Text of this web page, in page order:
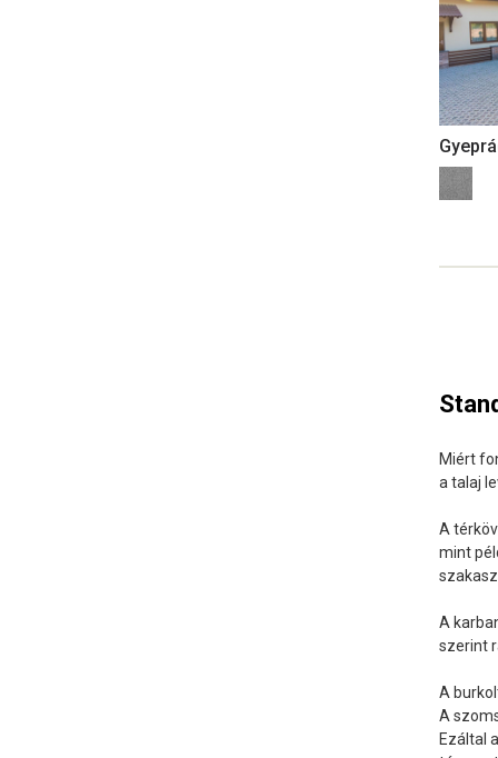
Miért
a talaj
A
mint
A
szerint
A
A
Ezáltal